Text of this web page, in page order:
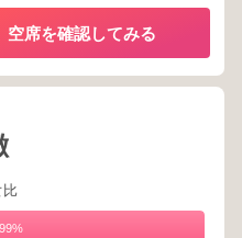
空席を確認してみる
比